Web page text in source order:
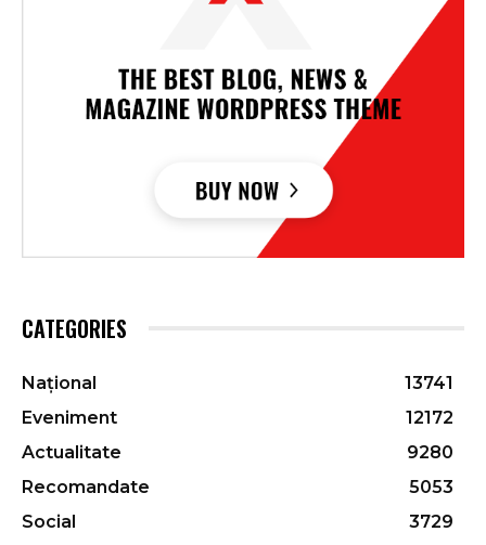
CATEGORIES
Național
13741
Eveniment
12172
Actualitate
9280
Recomandate
5053
Social
3729